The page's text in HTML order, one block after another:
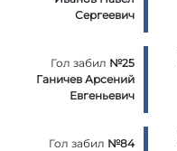
Сергеевич
Гол забил №25
Ганичев Арсений
Евгеньевич
Гол забил №84